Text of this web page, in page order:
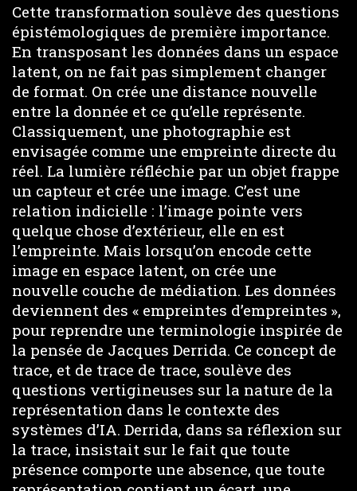
Cette transformation soulève des questions
épistémologiques de première importance.
En transposant les données dans un espace
latent, on ne fait pas simplement changer
de format. On crée une distance nouvelle
entre la donnée et ce qu’elle représente.
Classiquement, une photographie est
envisagée comme une empreinte directe du
réel. La lumière réfléchie par un objet frappe
un capteur et crée une image. C’est une
relation indicielle : l’image pointe vers
quelque chose d’extérieur, elle en est
l’empreinte. Mais lorsqu’on encode cette
image en espace latent, on crée une
nouvelle couche de médiation. Les données
deviennent des « empreintes d’empreintes »,
pour reprendre une terminologie inspirée de
la pensée de Jacques Derrida. Ce concept de
trace, et de trace de trace, soulève des
questions vertigineuses sur la nature de la
représentation dans le contexte des
systèmes d’IA. Derrida, dans sa réflexion sur
la trace, insistait sur le fait que toute
présence comporte une absence, que toute